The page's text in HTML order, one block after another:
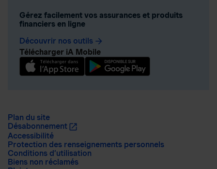
Gérez facilement vos assurances et produits
financiers en ligne
Découvrir nos outils arrow_forward
Télécharger iA Mobile
Plan du site
Désabonnement
Accessibilité
Protection des renseignements personnels
Conditions d’utilisation
Biens non réclamés